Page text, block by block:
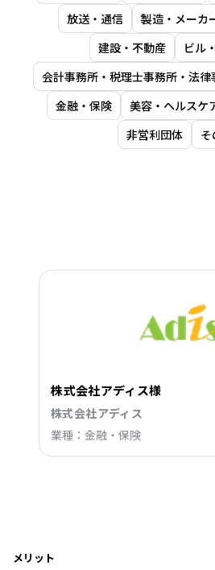
放送・通信
製造・メーカ
建設・不動産
ビル
会計事務所・税理士事務所・法律
金融・保険
美容・ヘルスケ
非営利団体
株式会社アディス様
株式会社アディス
業種：金融・保険
メリット